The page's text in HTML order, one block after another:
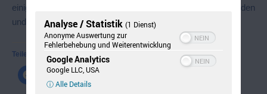
einigen Monaten in einen größeren Topf umgepflanzt werden
und einen Bambusstab als Stütze bekommen
Teilen mit:
Analyse / Statistik (1 Dienst)
Anonyme Auswertung zur
Fehlerbehebung und Weiterentwicklung
Google Analytics
Google LLC, USA
ⓘ Alle Details